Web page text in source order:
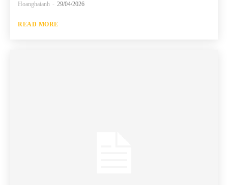
Hoanghaianh - 29/04/2026
READ MORE